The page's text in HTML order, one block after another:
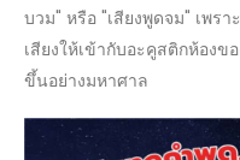
บวม" หรือ "เสียงพูดจม" เพร
เสียงให้เข้ากับอะคูสติกห้อง
ขึ้นอย่างมหาศาล